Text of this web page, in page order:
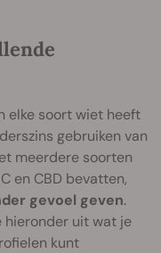
elke soort wiet heeft
gebruiken van
meerdere soorten
en CBD bevatten,
gevoel geven.
hieronder uit wat je
kunt